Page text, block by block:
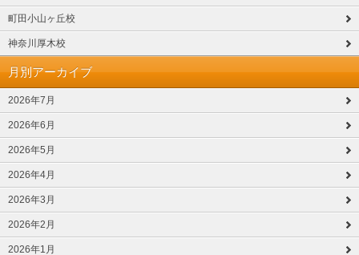
町田小山ヶ丘校
神奈川厚木校
月別アーカイブ
2026年7月
2026年6月
2026年5月
2026年4月
2026年3月
2026年2月
2026年1月